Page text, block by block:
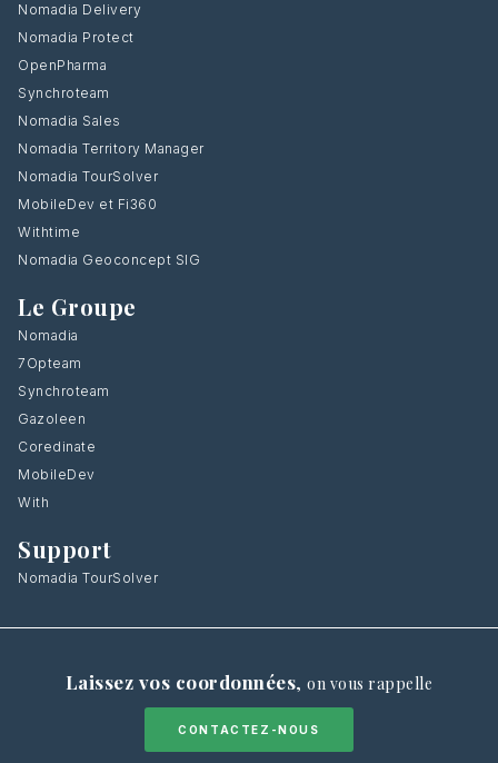
Nomadia Delivery
Nomadia Protect
OpenPharma
Synchroteam
Nomadia Sales
Nomadia Territory Manager
Nomadia TourSolver
MobileDev et Fi360
Withtime
Nomadia Geoconcept SIG
Le Groupe
Nomadia
7Opteam
Synchroteam
Gazoleen
Coredinate
MobileDev
With
Support
Nomadia TourSolver
Laissez vos coordonnées,on vous rappelle
CONTACTEZ-NOUS